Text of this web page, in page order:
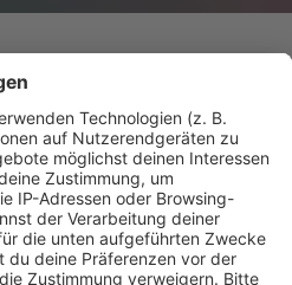
Happy
ihrem Debüt ein ganzes
nur einer
Christmas, Happy Holidays”
ein extra Album